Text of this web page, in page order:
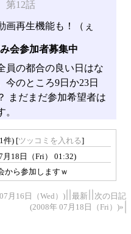
第12話
画再生機能も！（ぇ
会参加者募集中
員の都合の良い日はな
今のところ9日か23日
まだまだ参加希望者は
件) [ツッコミを入れる]
月18日（Fri） 01:32)
から参加しますｗ
月16日（Wed）) 最新
次の日記
(2008年 07月18日（Fri）)»